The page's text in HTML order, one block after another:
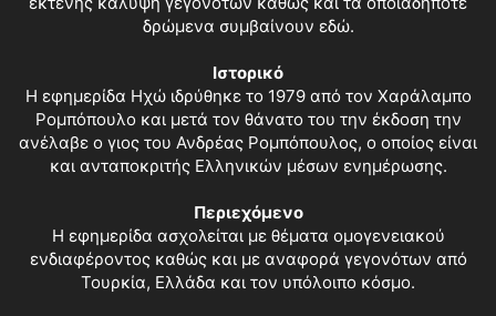
δρώμενα συμβαίνουν εδώ.
Ιστορικό
Η εφημερίδα Ηχώ ιδρύθηκε το 1979 από τον Χαράλαμπο
Ρομπόπουλο και μετά τον θάνατο του την έκδοση την
ανέλαβε ο γιος του Ανδρέας Ρομπόπουλος, ο οποίος είναι
και ανταποκριτής Ελληνικών μέσων ενημέρωσης.
Περιεχόμενο
Η εφημερίδα ασχολείται με θέματα ομογενειακού
ενδιαφέροντος καθώς και με αναφορά γεγονότων από
Τουρκία, Ελλάδα και τον υπόλοιπο κόσμο.